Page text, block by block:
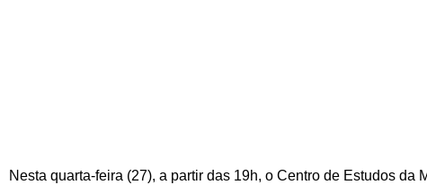
Nesta quarta-feira (27), a partir das 19h, o Centro de Estudos